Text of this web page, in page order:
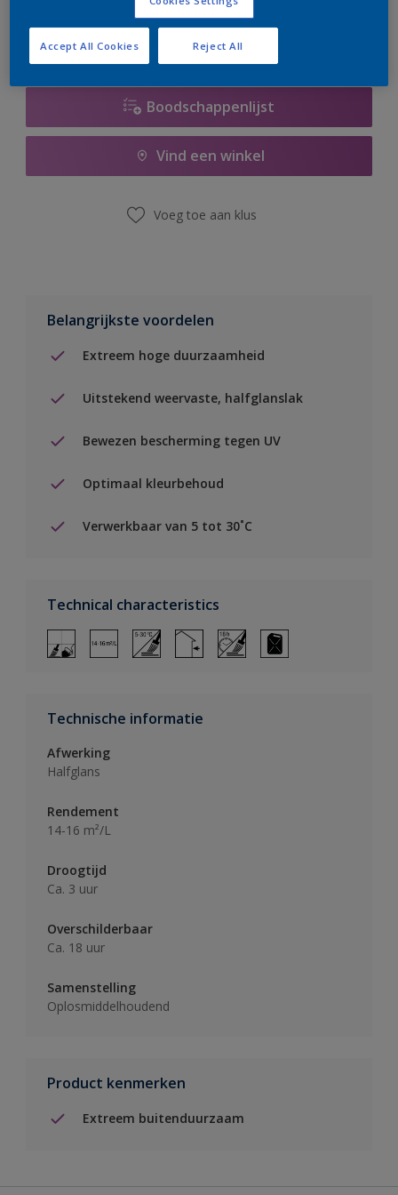
Boodschappenlijst
Vind een winkel
Voeg toe aan klus
Belangrijkste voordelen
Extreem hoge duurzaamheid
Uitstekend weervaste, halfglanslak
Bewezen bescherming tegen UV
Optimaal kleurbehoud
Verwerkbaar van 5 tot 30˚C
Technical characteristics
Technische informatie
Afwerking
Halfglans
Rendement
14-16 m²/L
Droogtijd
Ca. 3 uur
Overschilderbaar
Ca. 18 uur
Samenstelling
Oplosmiddelhoudend
Product kenmerken
Extreem buitenduurzaam
Reject All
Accept All Cookies